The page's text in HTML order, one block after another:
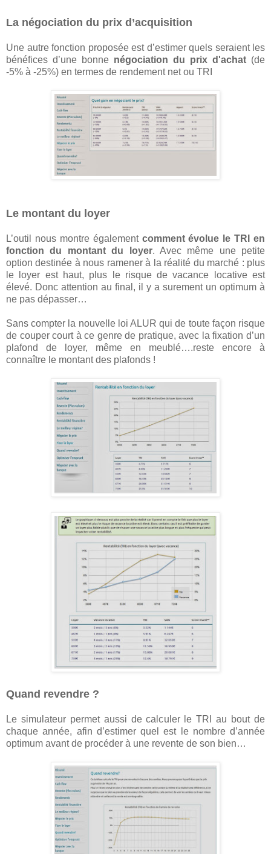
La négociation du prix d’acquisition
Une autre fonction proposée est d’estimer quels seraient les
bénéfices d’une bonne négociation du prix d'achat (de
-5% à -25%) en termes de rendement net ou TRI
Le montant du loyer
L’outil nous montre également comment évolue le TRI en
fonction du montant du loyer. Avec même une petite
option destinée à nous ramener à la réalité du marché : plus
le loyer est haut, plus le risque de vacance locative est
élevé. Donc attention au final, il y a surement un optimum à
ne pas dépasser…
Sans compter la nouvelle loi ALUR qui de toute façon risque
de couper court à ce genre de pratique, avec la fixation d’un
plafond de loyer, même en meublé….reste encore à
connaître le montant des plafonds !
Quand revendre ?
Le simulateur permet aussi de calculer le TRI au bout de
chaque année, afin d’estimer quel est le nombre d’année
optimum avant de procéder à une revente de son bien…